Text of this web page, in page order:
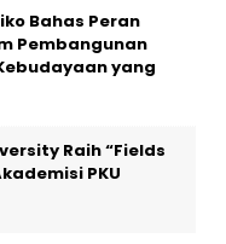
Bahas Peran
Pembangunan
yang
Raih “Fields
PKU